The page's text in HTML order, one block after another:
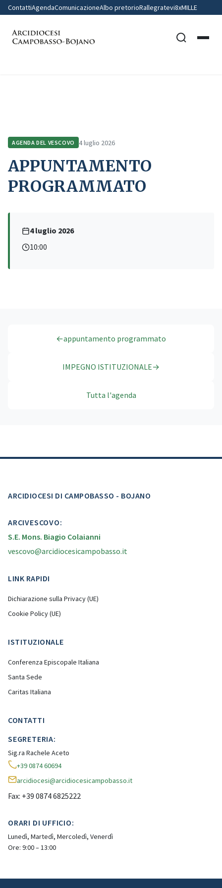
ContattiAgendaComunicazioneAlbo pretorioRallegratevi8xMILLE
AGENDA DEL VESCOVO 4 luglio 2026
APPUNTAMENTO
PROGRAMMATO
4 luglio 2026
10:00
←appuntamento programmato
IMPEGNO ISTITUZIONALE→
Tutta l'agenda
ARCIDIOCESI DI CAMPOBASSO - BOJANO
ARCIVESCOVO:
S.E. Mons. Biagio Colaianni
vescovo@arcidiocesicampobasso.it
LINK RAPIDI
Dichiarazione sulla Privacy (UE)
Cookie Policy (UE)
ISTITUZIONALE
Conferenza Episcopale Italiana
Santa Sede
Caritas Italiana
CONTATTI
SEGRETERIA:
Sig.ra Rachele Aceto
+39 0874 60694
arcidiocesi@arcidiocesicampobasso.it
Fax: +39 0874 6825222
ORARI DI UFFICIO:
Lunedì, Martedì, Mercoledì, Venerdì
Ore: 9:00 – 13:00